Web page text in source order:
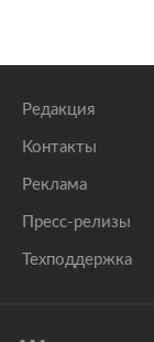
Редакция
Контакты
Реклама
Пресс-релизы
Техподдержка